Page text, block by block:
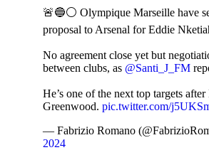
🚨🔵⚪️ Olympique Marseille have
proposal to Arsenal for Eddie
No agreement close yet but
between clubs, as @Santi_J_FM
He’s one of the next top targets after
Greenwood. pic.twitter.com/
— Fabrizio Romano
2024